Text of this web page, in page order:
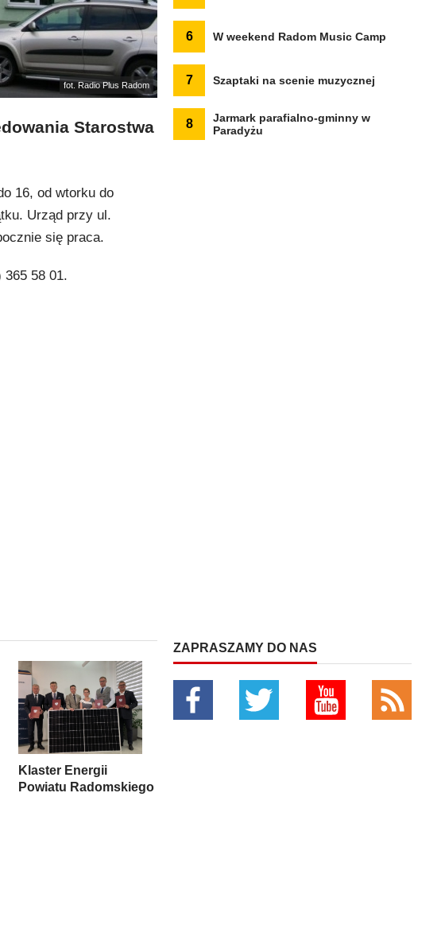
fot. Radio Plus Radom
Starostwa
16, od wtorku do
Urząd przy ul.
się praca.
58 01.
Klaster Energii
Powiatu Radomskiego
6 W weekend Radom Music Camp
7 Szaptaki na scenie muzycznej
8
Jarmark parafialno-gminny w
Paradyżu
ZAPRASZAMY DO NAS